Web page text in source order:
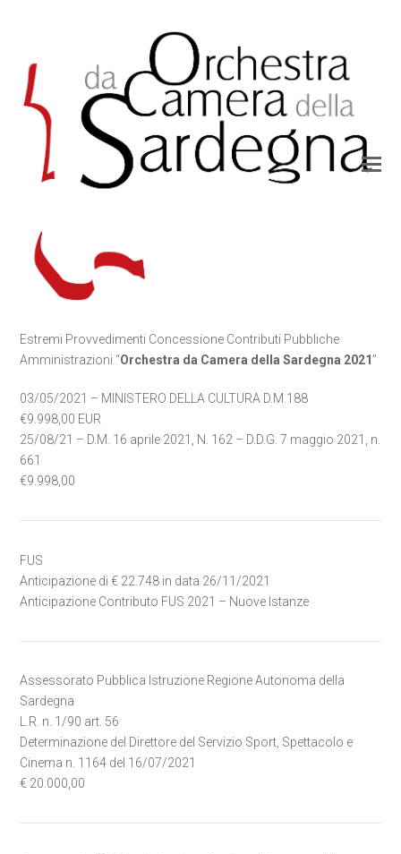
Estremi Provvedimenti Concessione Contributi Pubbliche
Amministrazioni “Orchestra da Camera della Sardegna 2021”
03/05/2021 – MINISTERO DELLA CULTURA D.M.188
€9.998,00 EUR
25/08/21 – D.M. 16 aprile 2021, N. 162 – D.D.G. 7 maggio 2021, n.
661
€9.998,00
FUS
Anticipazione di € 22.748 in data 26/11/2021
Anticipazione Contributo FUS 2021 – Nuove Istanze
Assessorato Pubblica Istruzione Regione Autonoma della
Sardegna
L.R. n. 1/90 art. 56
Determinazione del Direttore del Servizio Sport, Spettacolo e
Cinema n. 1164 del 16/07/2021
€ 20.000,00